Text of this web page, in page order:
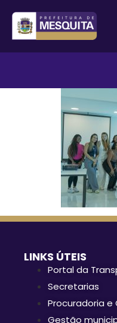
LINKS ÚTEIS
Portal da
Secretarias
Procuradoria
Gestão